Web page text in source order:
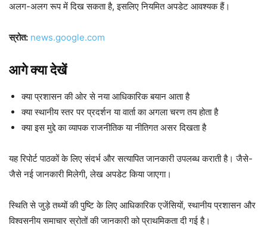
अलग-अलग रूप में दिख सकता है, इसलिए नियमित अपडेट आवश्यक हैं।
स्रोत: news.google.com
आगे क्या देखें
क्या प्रशासन की ओर से नया आधिकारिक बयान आता है
क्या स्थानीय स्तर पर प्रदर्शन या वार्ता का अगला चरण तय होता है
क्या इस मुद्दे का व्यापक राजनीतिक या नीतिगत असर दिखता है
यह रिपोर्ट पाठकों के लिए संदर्भ और सत्यापित जानकारी उपलब्ध कराती है। जैसे-
जैसे नई जानकारी मिलेगी, लेख अपडेट किया जाएगा।
स्थिति से जुड़े तथ्यों की पुष्टि के लिए आधिकारिक एजेंसियों, स्थानीय प्रशासन और
विश्वसनीय समाचार स्रोतों की जानकारी को प्राथमिकता दी गई है।